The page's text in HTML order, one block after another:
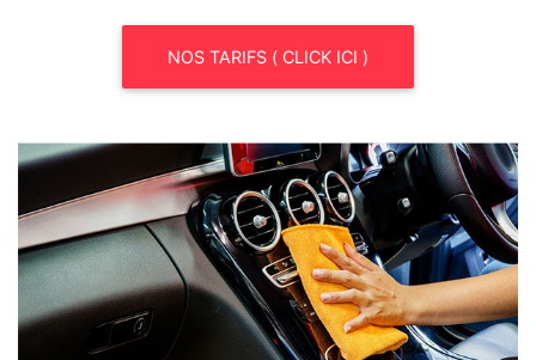
NOS TARIFS ( CLICK ICI )